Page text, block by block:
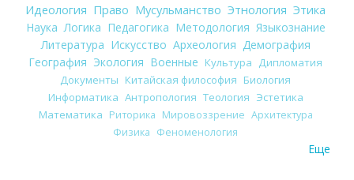
Идеология Право Мусульманство Этнология Этика
Наука Логика Педагогика Методология Языкознание
Литература Искусство Археология Демография
География Экология Военные Культура
Дипломатия
Документы Китайская философия Биология
Информатика Антропология Теология Эстетика
Математика Риторика Мировоззрение Архитектура
Физика Феноменология
Еще